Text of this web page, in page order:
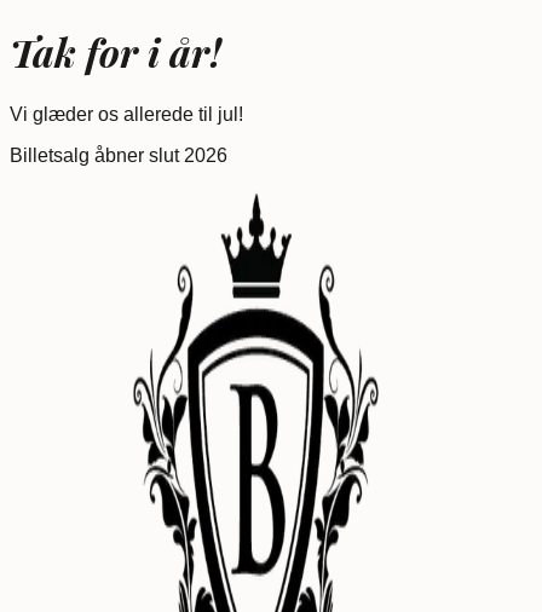
Tak for i år!
Vi glæder os allerede til jul!
Billetsalg åbner slut 2026